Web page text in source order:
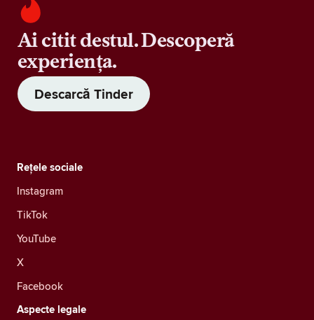
Ai citit destul. Descoperă
experiența.
Descarcă Tinder
Rețele sociale
Instagram
TikTok
YouTube
X
Facebook
Aspecte legale